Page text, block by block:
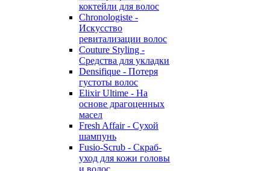
коктейли для волос
Chronologiste -
Искусство
ревитализации волос
Couture Styling -
Средства для укладки
Densifique - Потеря
густоты волос
Elixir Ultime - На
основе драгоценных
масел
Fresh Affair - Сухой
шампунь
Fusio-Scrub - Скраб-
уход для кожи головы
и волос